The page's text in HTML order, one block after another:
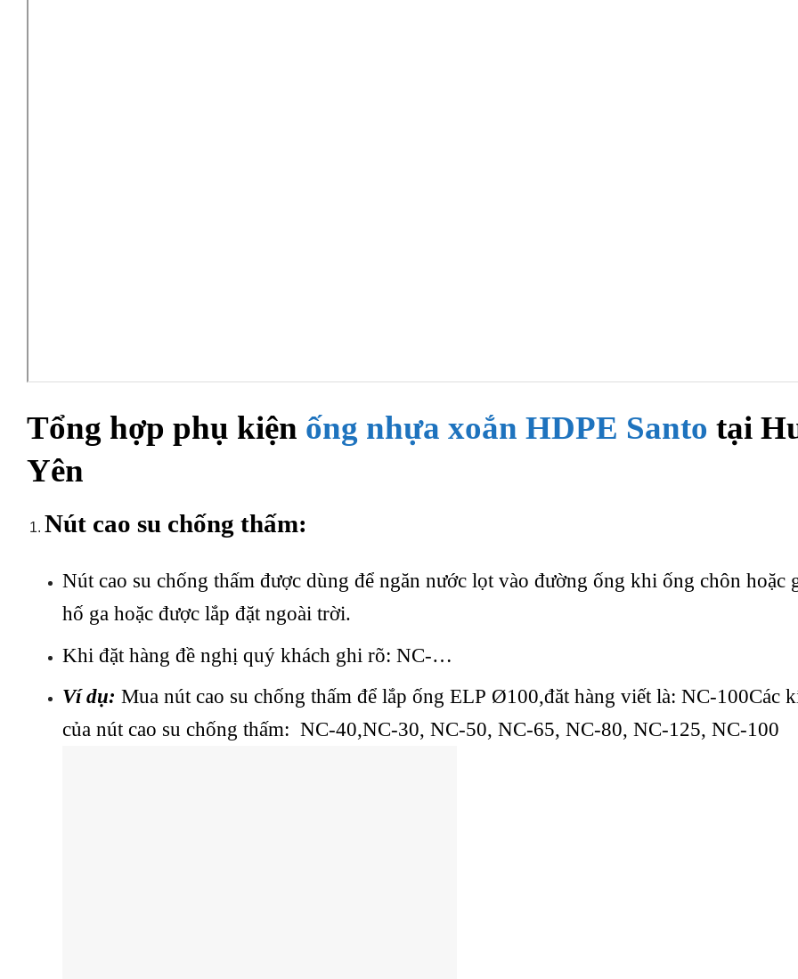
Tổng hợp phụ kiện ống nhựa xoắn HDPE Santo tại
Yên
Nút cao su chống thấm:
Nút cao su chống thấm được dùng để ngăn nước lọt vào đường ống khi ống chôn hoặc
hố ga hoặc được lắp đặt ngoài trời.
Khi đặt hàng đề nghị quý khách ghi rõ: NC-…
Ví dụ: Mua nút cao su chống thấm để lắp ống ELP Ø100,đăt hàng viết là: NC-100Các
của nút cao su chống thấm: NC-40,NC-30, NC-50, NC-65, NC-80, NC-125, NC-100